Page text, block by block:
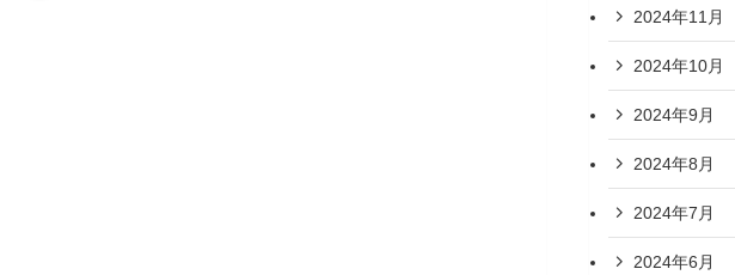
2024年11月
2024年10月
2024年9月
2024年8月
2024年7月
2024年6月